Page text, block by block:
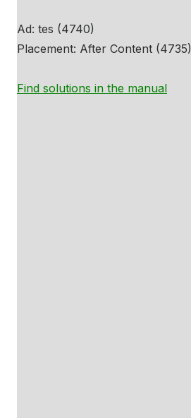
Ad: tes (4740)
Placement: After Content (4735)
Find solutions in the manual